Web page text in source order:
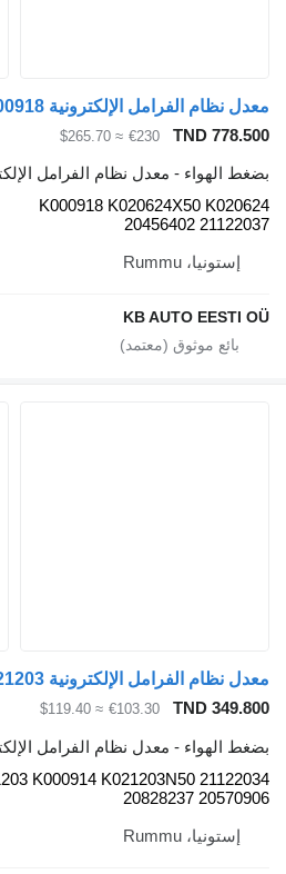
TND
€230
≈ $265.70
الهواء - معدل نظام الفرامل الإلكترونية
K000918 K020624X50
20456402
إستونيا، Rummu
KB AUTO EESTI
TND
€103.30
≈ $119.40
الهواء - معدل نظام الفرامل الإلكترونية
K021203 K000914 K021203N50
20828237
إستونيا، Rummu